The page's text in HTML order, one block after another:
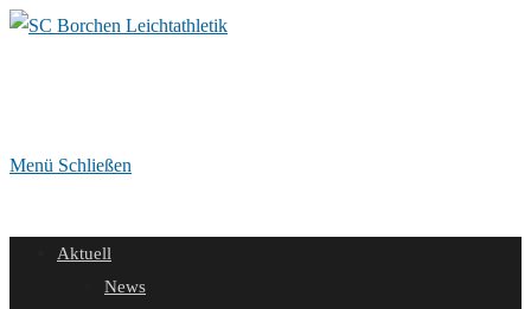
Zum
Menü Schließen
Aktuell
News